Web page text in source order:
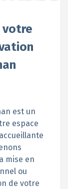
votre
est un
espace
mise en
ou
de votre